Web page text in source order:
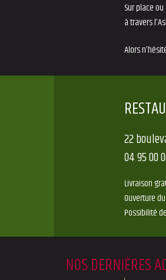
Sur place
à travers
Alors
22
04 95 00
Livraison
Ouverture
Possibilité
NOS DERNIÈRES